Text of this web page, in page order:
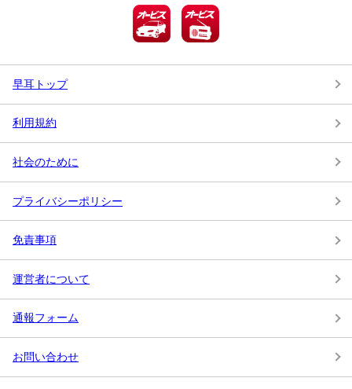
早耳トップ
利用規約
社会のために
プライバシーポリシー
免責事項
運営者について
通報フォーム
お問い合わせ